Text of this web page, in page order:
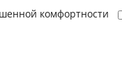
комфортности